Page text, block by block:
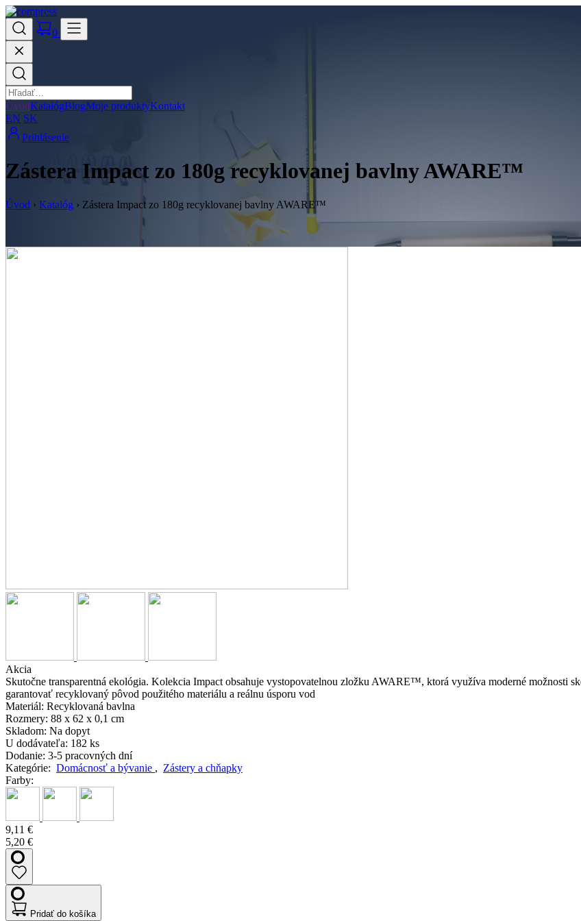
0
ÚvodKatalógBlogMoje produktyKontakt
EN SK
Prihlásenie
Zástera Impact zo 180g recyklovanej bavlny AWARE™
Úvod › Katalóg › Zástera Impact zo 180g recyklovanej bavlny AWARE™
Akcia
Skutočne transparentná ekológia. Kolekcia Impact obsahuje vystopovatelnou zložku AWARE™, ktorá využíva moderné možnosti
garantovať recyklovaný pôvod použitého materiálu a reálnu úsporu vod
Materiál: Recyklovaná bavlna
Rozmery: 88 x 62 x 0,1 cm
Skladom: Na dopyt
U dodávateľa: 182 ks
Dodanie: 3-5 pracovných dní
Kategórie: Domácnosť a bývanie , Zástery a chňapky
Farby:
9,11 €
5,20 €
Pridať do košíka